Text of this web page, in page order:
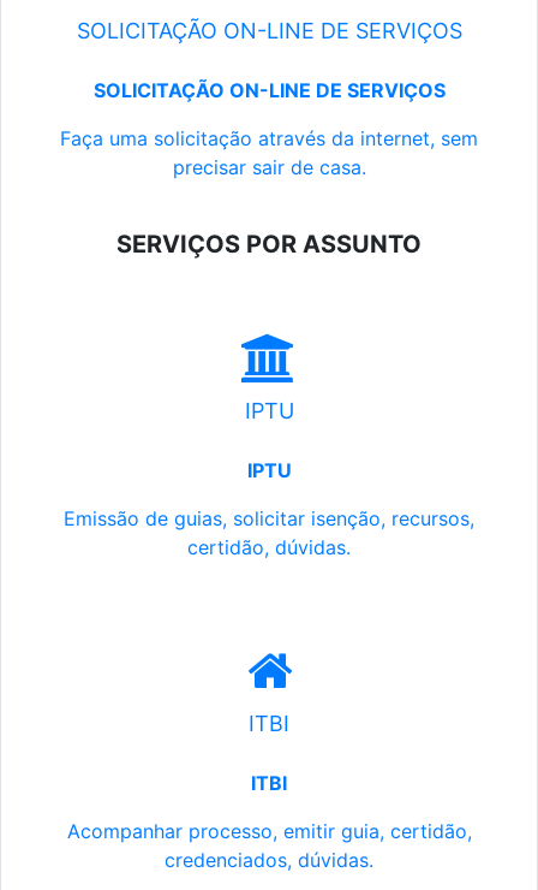
SOLICITAÇÃO ON-LINE DE SERVIÇOS
SOLICITAÇÃO ON-LINE DE SERVIÇOS
Faça uma solicitação através da internet, sem
precisar sair de casa.
SERVIÇOS POR ASSUNTO
IPTU
IPTU
Emissão de guias, solicitar isenção, recursos,
certidão, dúvidas.
ITBI
ITBI
Acompanhar processo, emitir guia, certidão,
credenciados, dúvidas.